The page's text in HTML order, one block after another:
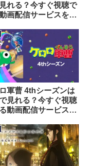
れる？今すぐ視聴で
画配信サービスを紹
軍曹 4thシーズンは
見れる？今すぐ視聴
動画配信サービスを